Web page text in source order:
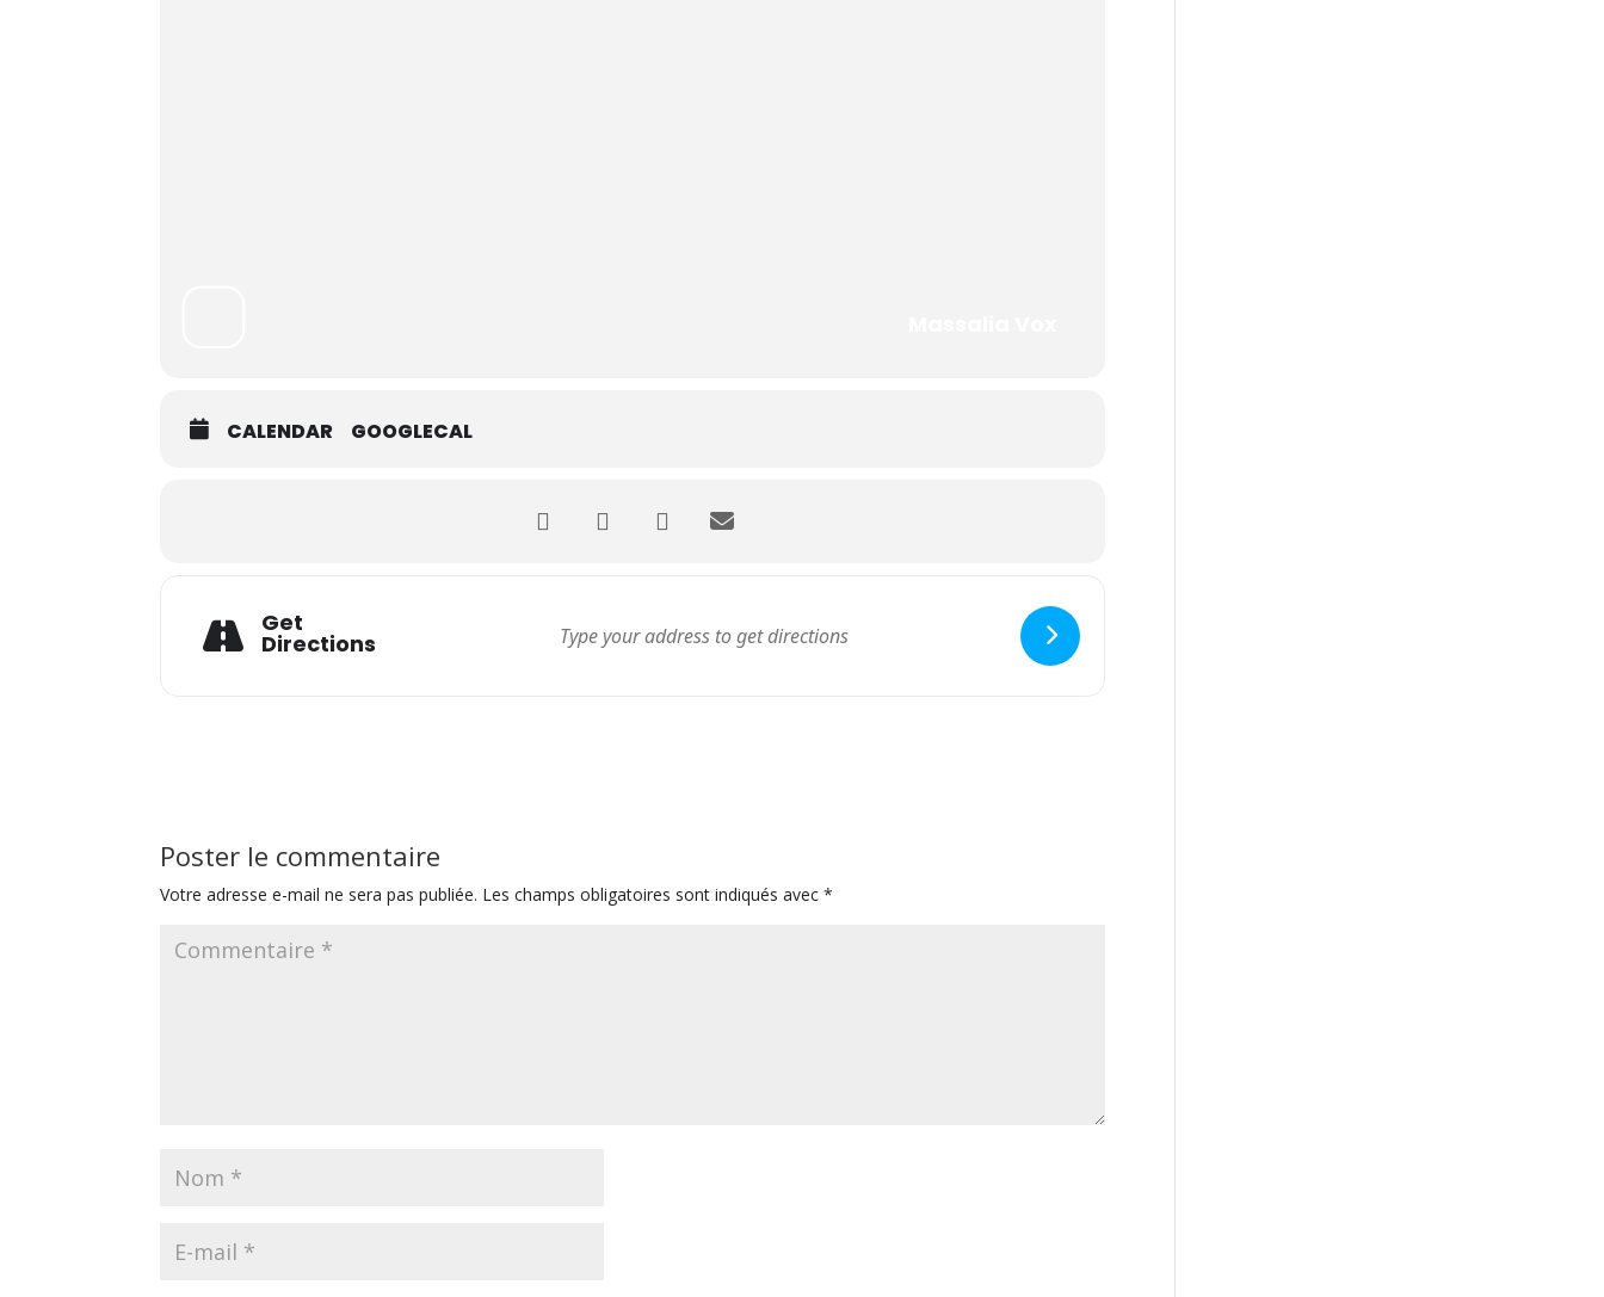
CALENDAR GOOGLECAL
Get
Directions
Poster le commentaire
Votre adresse e-mail ne sera pas publiée. Les champs obligatoires sont indiqués avec*